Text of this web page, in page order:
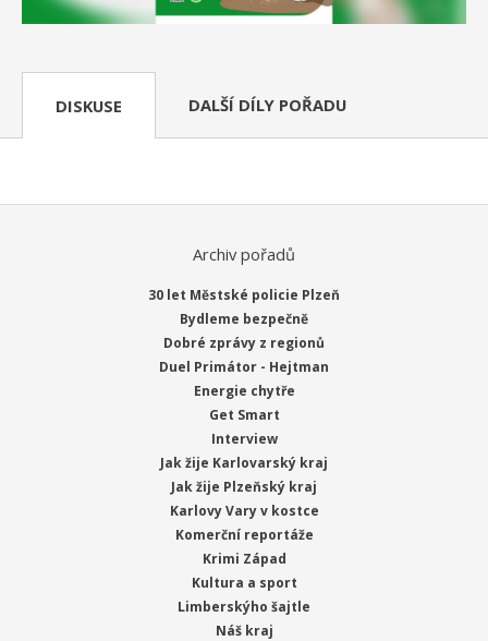
DISKUSE DALŠÍ DÍLY POŘADU
Archiv pořadů
30 let Městské policie Plzeň
Bydleme bezpečně
Dobré zprávy z regionů
Duel Primátor - Hejtman
Energie chytře
Get Smart
Interview
Jak žije Karlovarský kraj
Jak žije Plzeňský kraj
Karlovy Vary v kostce
Komerční reportáže
Krimi Západ
Kultura a sport
Limberskýho šajtle
Náš kraj